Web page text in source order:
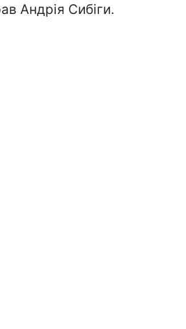
Андрія Сибіги.